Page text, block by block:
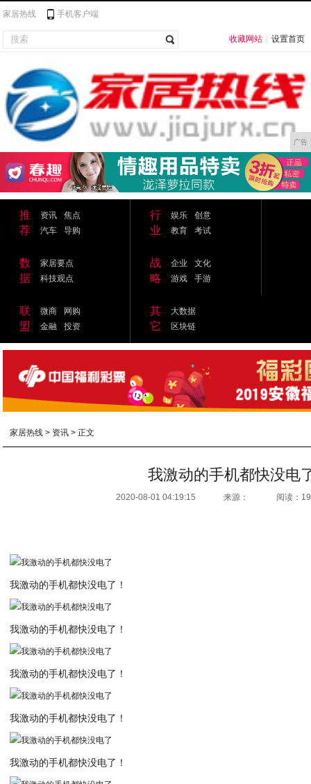
家居热线 手机客户端
收藏网站 设置首页
广告
推
荐
资讯
焦点
汽车
导购
行
业
娱乐
创意
教育
考试
数
据
家居要点
科技观点
战
略
企业
文化
游戏
手游
联
盟
微商
网购
金融
投资
其
它
大数据
区块链
家居热线 > 资讯 > 正文
我激动的手机都快没电
2020-08-01 04:19:15 来源： 阅读：
我激动的手机都快没电了！
我激动的手机都快没电了！
我激动的手机都快没电了！
我激动的手机都快没电了！
我激动的手机都快没电了！